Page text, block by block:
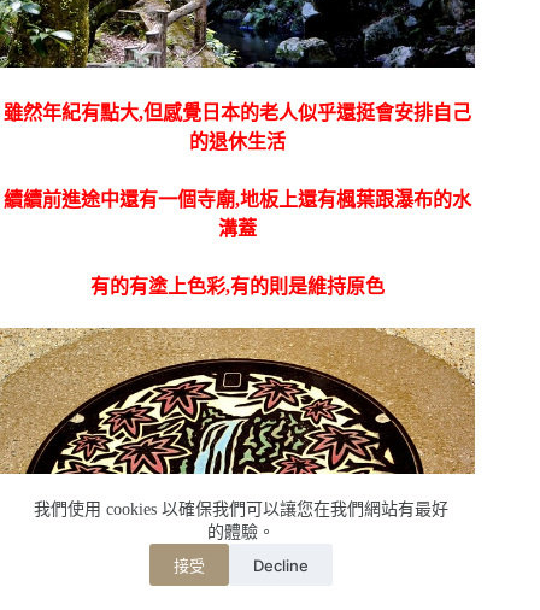
我們使用 cookies 以確保我們可以讓您在我們網站有最好
的體驗。
接受 Decline
雖然年紀有點大,但感覺日本的老人似乎還挺會安排自己
的退休生活
續續前進途中還有一個寺廟,地板上還有楓葉跟瀑布的水
溝蓋
有的有塗上色彩,有的則是維持原色